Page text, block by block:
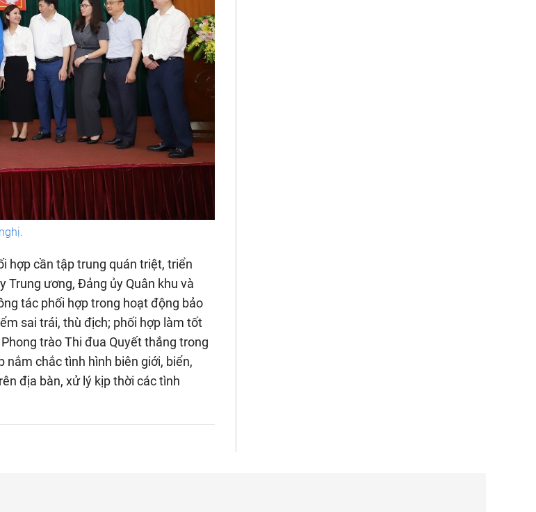
hợp cần tập trung quán triệt, triển
Trung ương, Đảng ủy Quân khu và
tác phối hợp trong hoạt động bảo
sai trái, thù địch; phối hợp làm tốt
trào Thi đua Quyết thắng trong
chắc tình hình biên giới, biển,
địa bàn, xử lý kịp thời các tình